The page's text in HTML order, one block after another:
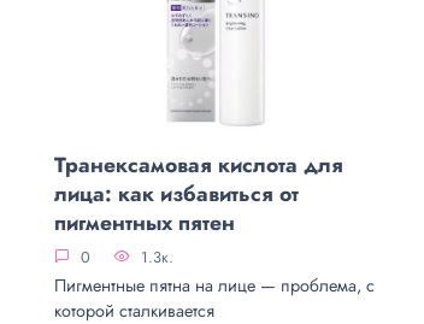
Транексамовая кислота для
лица: как избавиться от
пигментных пятен
0 1.3к.
Пигментные пятна на лице — проблема, с
которой сталкивается